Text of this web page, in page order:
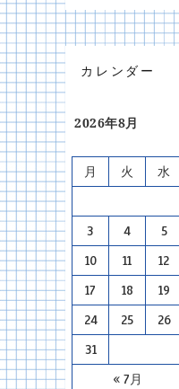
カレンダー
2026年8月
月 火 水
« 7月
3 4 5
10 11 12
17 18 19
24 25 26
31